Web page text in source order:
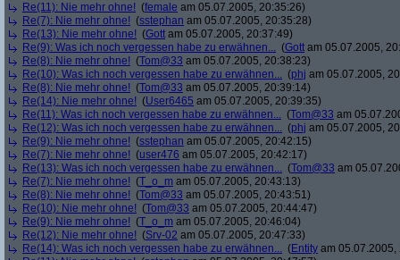
Re(11): Nie mehr ohne! (female am 05.07.2005, 20:35:26)
Re(7): Nie mehr ohne! (sstephan am 05.07.2005, 20:35:28)
Re(13): Nie mehr ohne! (Gott am 05.07.2005, 20:37:49)
Re(9): Was ich noch vergessen habe zu erwähnen... (Gott am 05.07.2005,
Re(8): Nie mehr ohne! (Tom@33 am 05.07.2005, 20:38:23)
Re(10): Was ich noch vergessen habe zu erwähnen... (phj am 05.07.2005,
Re(8): Nie mehr ohne! (Tom@33 am 05.07.2005, 20:39:14)
Re(14): Nie mehr ohne! (User6465 am 05.07.2005, 20:39:35)
Re(11): Was ich noch vergessen habe zu erwähnen... (Tom@33 am
Re(12): Was ich noch vergessen habe zu erwähnen... (phj am 05.07.2005,
Re(9): Nie mehr ohne! (sstephan am 05.07.2005, 20:42:15)
Re(7): Nie mehr ohne! (user476 am 05.07.2005, 20:42:17)
Re(13): Was ich noch vergessen habe zu erwähnen... (Tom@33 am
Re(7): Nie mehr ohne! (T_o_m am 05.07.2005, 20:43:13)
Re(8): Nie mehr ohne! (Tom@33 am 05.07.2005, 20:43:51)
Re(10): Nie mehr ohne! (Tom@33 am 05.07.2005, 20:44:47)
Re(9): Nie mehr ohne! (T_o_m am 05.07.2005, 20:46:04)
Re(12): Nie mehr ohne! (Srv-02 am 05.07.2005, 20:47:33)
Re(14): Was ich noch vergessen habe zu erwähnen... (Entity am 05.07.2005,